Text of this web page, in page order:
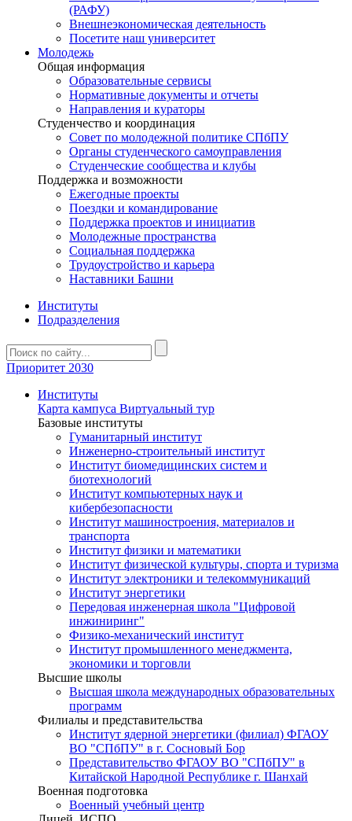
(РАФУ)
Внешнеэкономическая деятельность
Посетите наш университет
Молодежь
Общая информация
Образовательные сервисы
Нормативные документы и отчеты
Направления и кураторы
Студенчество и координация
Совет по молодежной политике СПбПУ
Органы студенческого самоуправления
Студенческие сообщества и клубы
Поддержка и возможности
Ежегодные проекты
Поездки и командирование
Поддержка проектов и инициатив
Молодежные пространства
Социальная поддержка
Трудоустройство и карьера
Наставники Башни
Институты
Подразделения
Приоритет 2030
Институты
Карта кампуса Виртуальный тур
Базовые институты
Гуманитарный институт
Инженерно-строительный институт
Институт биомедицинских систем и
биотехнологий
Институт компьютерных наук и
кибербезопасности
Институт машиностроения, материалов и
транспорта
Институт физики и математики
Институт физической культуры, спорта и туризма
Институт электроники и телекоммуникаций
Институт энергетики
Передовая инженерная школа "Цифровой
инжиниринг"
Физико-механический институт
Институт промышленного менеджмента,
экономики и торговли
Высшие школы
Высшая школа международных образовательных
программ
Филиалы и представительства
Институт ядерной энергетики (филиал) ФГАОУ
ВО "СПбПУ" в г. Сосновый Бор
Представительство ФГАОУ ВО "СПбПУ" в
Китайской Народной Республике г. Шанхай
Военная подготовка
Военный учебный центр